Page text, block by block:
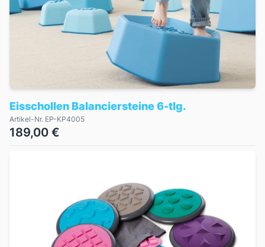
Eisschollen Balanciersteine 6-tlg.
Artikel-Nr. EP-KP4005
189,00 €